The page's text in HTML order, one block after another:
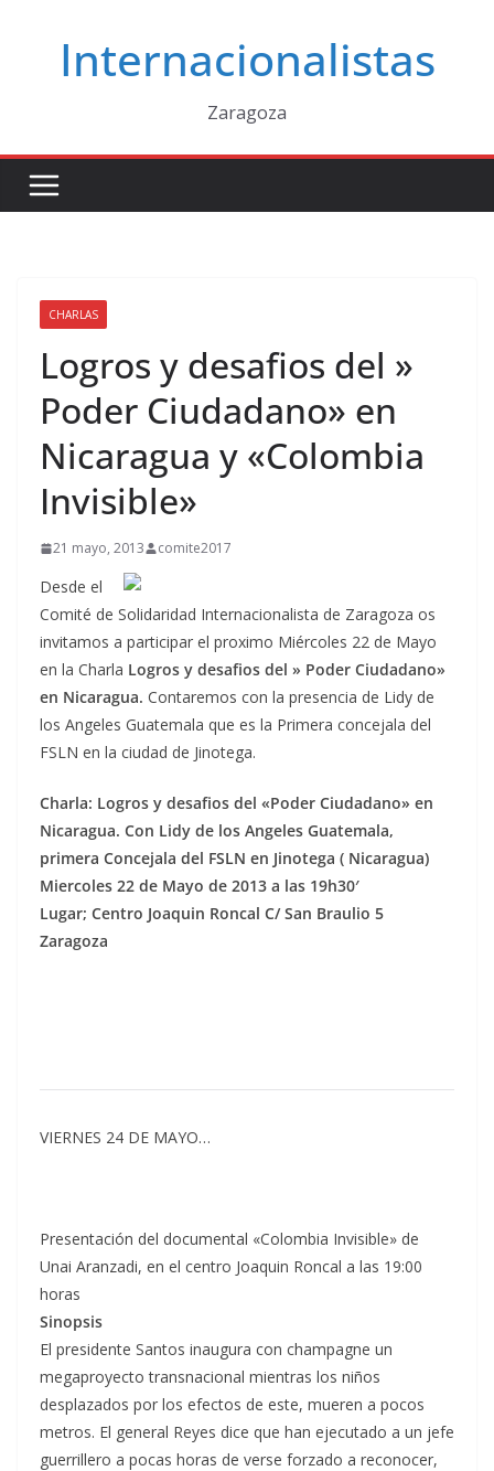
contenidoInternacionalistas
Zaragoza
CHARLAS
Logros y desafios del »
Poder Ciudadano» en
Nicaragua y «Colombia
Invisible»
21 mayo, 2013 comite2017
Desde el
Comité de Solidaridad Internacionalista de Zaragoza os
invitamos a participar el proximo Miércoles 22 de Mayo
en la Charla Logros y desafios del » Poder Ciudadano»
en Nicaragua. Contaremos con la presencia de Lidy de
los Angeles Guatemala que es la Primera concejala del
FSLN en la ciudad de Jinotega.
Charla: Logros y desafios del «Poder Ciudadano» en
Nicaragua. Con Lidy de los Angeles Guatemala,
primera Concejala del FSLN en Jinotega ( Nicaragua)
Miercoles 22 de Mayo de 2013 a las 19h30′
Lugar; Centro Joaquin Roncal C/ San Braulio 5
Zaragoza
VIERNES 24 DE MAYO…
Presentación del documental «Colombia Invisible» de
Unai Aranzadi, en el centro Joaquin Roncal a las 19:00
horas
Sinopsis
El presidente Santos inaugura con champagne un
megaproyecto transnacional mientras los niños
desplazados por los efectos de este, mueren a pocos
metros. El general Reyes dice que han ejecutado a un jefe
guerrillero a pocas horas de verse forzado a reconocer,